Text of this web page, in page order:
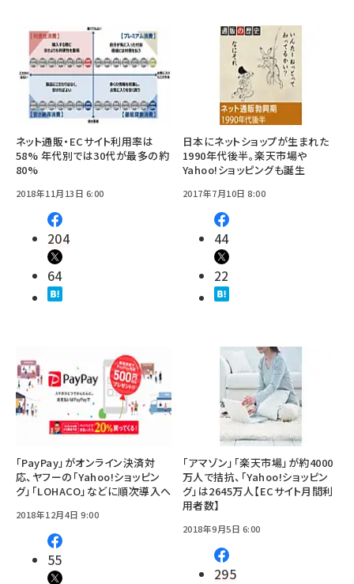
ネット通販・ECサイト利用率は
58% 年代別では30代が最多の約
80%
2018年11月13日 6:00
204
64
日本にネットショップが生まれた
1990年代後半。楽天市場や
Yahoo!ショッピングも誕生
2017年7月10日 8:00
44
22
「PayPay」がオンライン決済対
応、ヤフーの「Yahoo!ショッピン
グ」「LOHACO」などに順次導入へ
2018年12月4日 9:00
55
「アマゾン」「楽天市場」が約4000
万人で拮抗、「Yahoo!ショッピン
グ」は2645万人【ECサイト月間利
用者数】
2018年9月5日 6:00
295